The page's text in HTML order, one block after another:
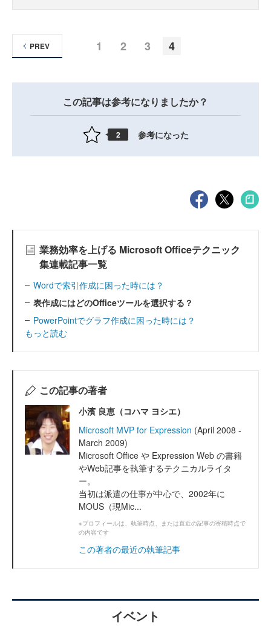
1 2 3 4
PREV
この記事は参考になりましたか？
2 参考になった
業務効率を上げる Microsoft Officeテクニック
集連載記事一覧
Wordで索引作成に困った時には？
表作成にはどのOfficeツールを選択する？
PowerPointでグラフ作成に困った時には？
もっと読む
この記事の著者
小濱 良恵（コハマ ヨシエ）
Microsoft MVP for Expression (April 2008 -
March 2009)
Microsoft Office や Expression Web の書籍
やWeb記事を執筆するテクニカルライタ
ー。
当初は派遣の仕事が中心で、2002年に
MOUS（現Mic...
※プロフィールは、執筆時点、または直近の記事の寄稿時点で
の内容です
この著者の最近の執筆記事
イベント